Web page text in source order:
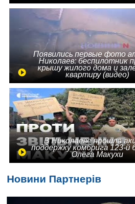
Появились первые фото
Николаев: беспилотник
крышу жилого дома и
квартиру (видео)
В Николаеве прошла
поддержку комбрига 123-й
Олега Макухи